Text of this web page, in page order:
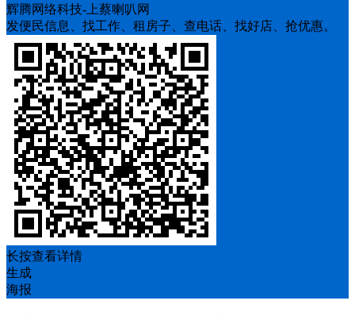
辉腾网络科技-上蔡喇叭网
发便民信息、找工作、租房子、查电话、找好店、抢优惠。
长按查看详情
生成
海报